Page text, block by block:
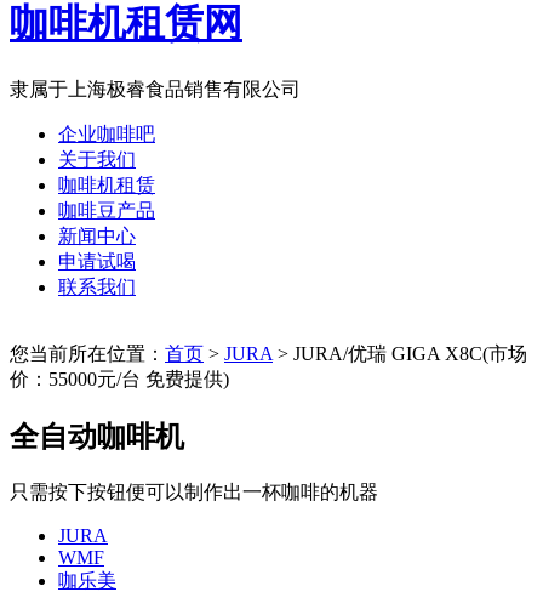
咖啡机租赁网
隶属于上海极睿食品销售有限公司
企业咖啡吧
关于我们
咖啡机租赁
咖啡豆产品
新闻中心
申请试喝
联系我们
您当前所在位置： 首页 > JURA > JURA/优瑞 GIGA X8C(市场
价：55000元/台 免费提供)
全自动咖啡机
只需按下按钮便可以制作出一杯咖啡的机器
JURA
WMF
咖乐美